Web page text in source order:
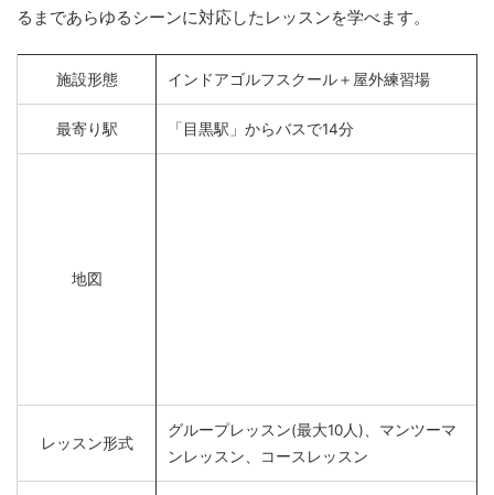
るまであらゆるシーンに対応したレッスンを学べます。
施設形態 インドアゴルフスクール＋屋外練習場
最寄り駅 「目黒駅」からバスで14分
地図
レッスン形式
グループレッスン(最大10人)、マンツーマ
ンレッスン、コースレッスン